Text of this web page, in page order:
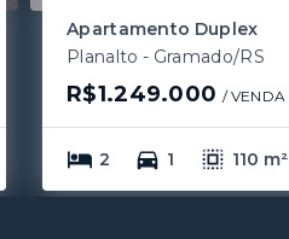
Apartamento Duplex
Planalto - Gramado/RS
R$1.249.000 / VENDA
2 1 110 m²